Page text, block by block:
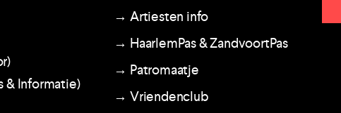
& Informatie)
→ Artiesten info
→ HaarlemPas & ZandvoortPas
→ Patromaatje
→ Vriendenclub